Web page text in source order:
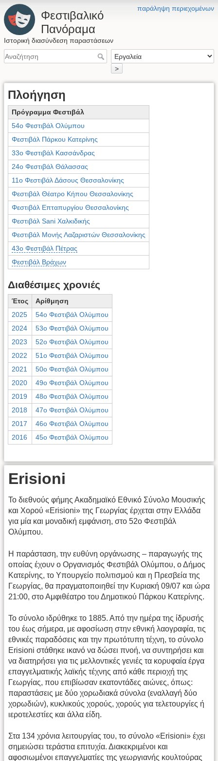
παράληψη περιεχομένων
Φεστιβαλικό
Πανόραμα
Ιστορική διασύνδεση παραστάσεων
>
Πλοήγηση
Πρόγραμμα Φεστιβάλ
54ο Φεστιβάλ Ολύμπου
Φεστιβάλ Πάρκου Κατερίνης
33ο Φεστιβάλ Κασσάνδρας
24ο Φεστιβάλ Θάλασσας
11ο Φεστιβάλ Δάσους Θεσσαλονίκης
Φεστιβάλ Θέατρο Κήπου Θεσσαλονίκης
Φεστιβάλ Επταπυργίου Θεσσαλονίκης
Φεστιβάλ Sani Χαλκιδικής
Φεστιβάλ Μονής Λαζαριστών Θεσσαλονίκης
43ο Φεστιβάλ Πέτρας
Φεστιβάλ Βράχων
Διαθέσιμες χρονιές
Έτος
Αρίθμηση
2025
54ο Φεστιβάλ Ολύμπου
2024
53ο Φεστιβάλ Ολύμπου
2023
52ο Φεστιβάλ Ολύμπου
2022
51ο Φεστιβάλ Ολύμπου
2021
50ο Φεστιβάλ Ολύμπου
2020
49ο Φεστιβάλ Ολύμπου
2019
48ο Φεστιβάλ Ολύμπου
2018
47ο Φεστιβάλ Ολύμπου
2017
46ο Φεστιβάλ Ολύμπου
2016
45ο Φεστιβάλ Ολύμπου
Erisioni
Το διεθνούς φήμης Ακαδημαϊκό Εθνικό Σύνολο Μουσικής
και Χορού «Erisioni» της Γεωργίας έρχεται στην Ελλάδα
για μία και μοναδική εμφάνιση, στο 52ο Φεστιβάλ
Ολύμπου.
Η παράσταση, την ευθύνη οργάνωσης – παραγωγής της
οποίας έχουν ο Οργανισμός Φεστιβάλ Ολύμπου, ο Δήμος
Κατερίνης, το Υπουργείο πολιτισμού και η Πρεσβεία της
Γεωργίας, θα πραγματοποιηθεί την Κυριακή 09/07 και ώρα
21:00, στο Αμφιθέατρο του Δημοτικού Πάρκου Κατερίνης.
Το σύνολο ιδρύθηκε το 1885. Από την ημέρα της ίδρυσής
του έως σήμερα, με αφοσίωση στην εθνική λαογραφία, τις
εθνικές παραδόσεις και την πρωτότυπη τέχνη, το σύνολο
Erisioni στάθηκε ικανό να δώσει πνοή, να συντηρήσει και
να διατηρήσει για τις μελλοντικές γενιές τα κορυφαία έργα
επαγγελματικής λαϊκής τέχνης από κάθε περιοχή της
Γεωργίας, που επιβίωσαν εκατοντάδες αιώνες, όπως:
παραστάσεις με δύο χορωδιακά σύνολα (εναλλαγή δύο
χορωδιών), κυκλικούς χορούς, χορούς για τελετουργίες ή
ιεροτελεστίες και άλλα είδη.
Στα 134 χρόνια λειτουργίας του, το σύνολο «Erisioni» έχει
σημειώσει τεράστια επιτυχία. Διακεκριμένοι και
αφοσιωμένοι επαγγελματίες της γεωργιανής κουλτούρας